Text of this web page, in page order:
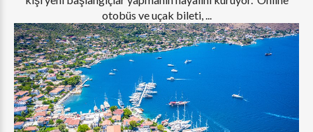
otobüs ve uçak bileti, ...